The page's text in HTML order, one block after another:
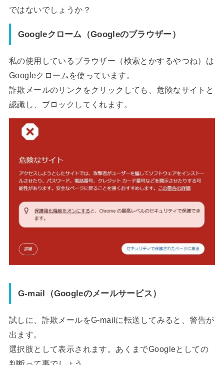
ではないでしょうか？
Googleクローム（Googleのブラウザー）
私の使用しているブラウザー（検索とかするやつね）は
Googleクロームを使っています。
詐欺メールのリンクをクリックしても、危険なサイトと
認識し、ブロックしてくれます。
G-mail（Googleのメールサービス）
試しに、詐欺メールをG-mailに転送してみると、警告が
出ます。
選択肢として表示されます。あくまでGoogleとしての